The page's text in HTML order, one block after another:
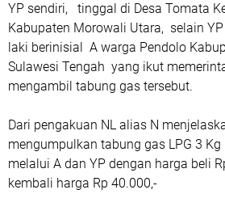
YP sendiri, tinggal di Desa Tomata
Kabupaten Morowali Utara, selain
laki berinisial A warga Pendolo
Sulawesi Tengah yang ikut
mengambil tabung gas tersebut.
Dari pengakuan NL alias N
mengumpulkan tabung gas LPG 3
melalui A dan YP dengan harga beli
kembali harga Rp 40.000,-